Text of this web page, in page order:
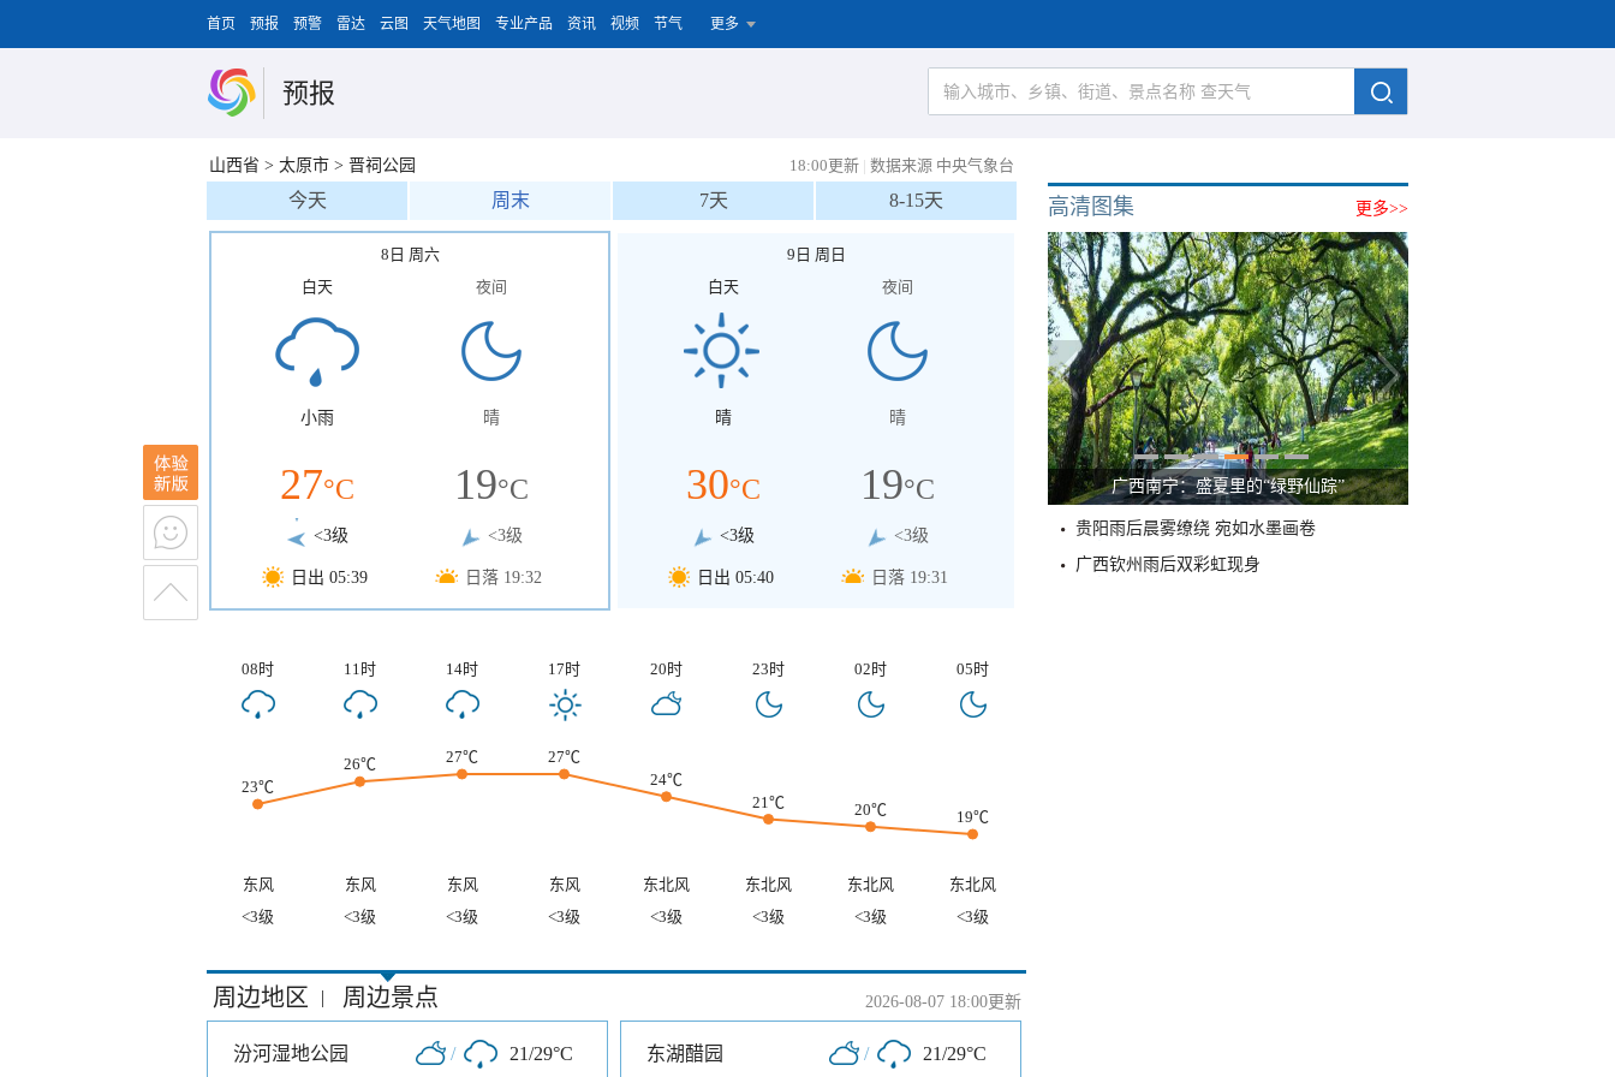
首页 预报 预警 雷达 云图 天气地图 专业产品 资讯 视频 节气 更多
预报
山西省 > 太原市 > 晋祠公园 18:00更新 | 数据来源 中央气象台
今天 周末 7天 8-15天
8日 周六
白天
小雨
27°C
<3级
日出 05:39
夜间
晴
19°C
<3级
日落 19:32
9日 周日
白天
晴
30°C
<3级
日出 05:40
夜间
晴
19°C
<3级
日落 19:31
08时 11时 14时 17时 20时 23时 02时 05时
23℃
26℃ 27℃
27℃
24℃
21℃
20℃ 19℃
东风 东风 东风 东风 东北风 东北风 东北风
东北风
<3级
<3级 <3级 <3级 <3级 <3级 <3级 <3级
周边地区 | 周边景点 2026-08-07 18:00更新
汾河湿地公园 / 21/29°C 东湖醋园 / 21/29°C
更多>>
高清图集
广西南宁：盛夏里的“绿野仙踪”
贵阳雨后晨雾缭绕 宛如水墨画卷
广西钦州雨后双彩虹现身